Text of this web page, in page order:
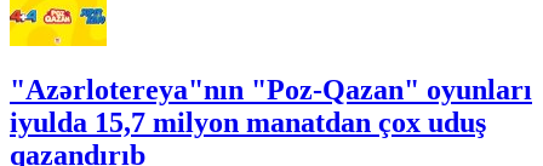
"Azərlotereya"nın "Poz-Qazan" oyunları
iyulda 15,7 milyon manatdan çox uduş
qazandırıb